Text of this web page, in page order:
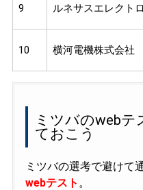
9 ルネサスエレクト
10 横河電機株式会社
ミツバのwebテ
ておこう
ミツバの選考で避けて
webテスト 。